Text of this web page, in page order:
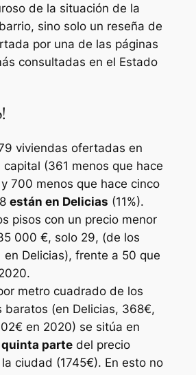
de la situación de la
sino solo un reseña de
por una de las páginas
consultadas en el Estado
viviendas ofertadas en
capital (361 menos que hace
700 menos que hace cinco
están en Delicias (11%).
pisos con un precio menor
000 €, solo 29, (de los
en Delicias), frente a 50 que
metro cuadrado de los
baratos (en Delicias, 368€,
en 2020) se sitúa en
quinta partedel precio
ciudad (1745€). En esto no